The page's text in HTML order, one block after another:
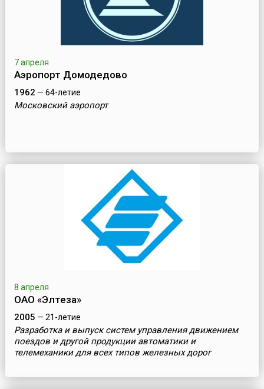
7 апреля
Аэропорт Домодедово
1962 — 64-летие
Московский аэропорт
8 апреля
ОАО «Элтеза»
2005 — 21-летие
Разработка и выпуск систем управления движением
поездов и другой продукции автоматики и
телемеханики для всех типов железных дорог